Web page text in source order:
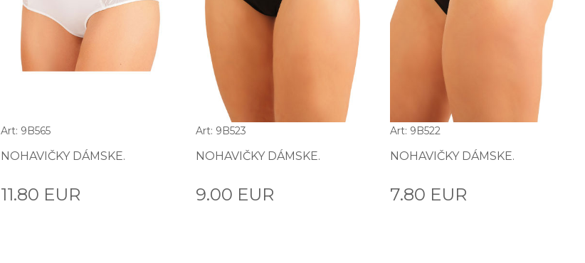
Art: 9B565
NOHAVIČKY DÁMSKE.
11.80 EUR
Art: 9B523
NOHAVIČKY DÁMSKE.
9.00 EUR
Art: 9B522
NOHAVIČKY DÁMSKE.
7.80 EUR